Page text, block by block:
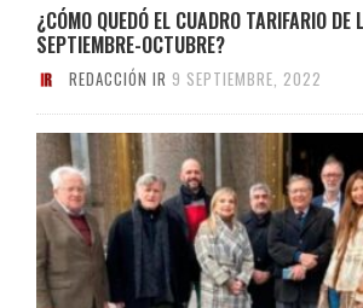
¿CÓMO QUEDÓ EL CUADRO TARIFARIO DE
SEPTIEMBRE-OCTUBRE?
REDACCIÓN IR 9 SEPTIEMBRE, 2022